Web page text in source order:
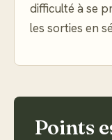
difficulté à se
les sorties en
Points